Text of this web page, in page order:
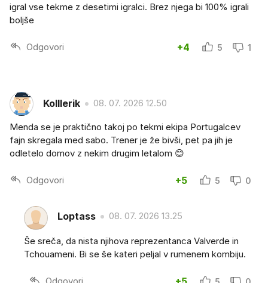
igral vse tekme z desetimi igralci. Brez njega bi 100% igrali
boljše
Odgovori +4 5 1
Kolllerik 08. 07. 2026 12.50
Menda se je praktično takoj po tekmi ekipa Portugalcev
fajn skregala med sabo. Trener je že bivši, pet pa jih je
odletelo domov z nekim drugim letalom 😊
Odgovori +5 5 0
Loptass 08. 07. 2026 13.25
Še sreča, da nista njihova reprezentanca Valverde in
Tchouameni. Bi se še kateri peljal v rumenem kombiju.